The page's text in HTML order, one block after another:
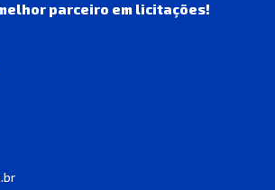
parceiro em licitações!